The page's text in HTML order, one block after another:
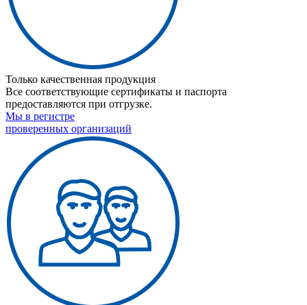
Только качественная продукция
Все соответствующие сертификаты и паспорта
предоставляются при отгрузке.
Мы в регистре
проверенных организаций